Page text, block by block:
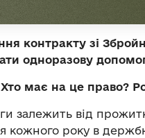
контракту зі
одноразову
має на це право?
залежить від
кожного року в